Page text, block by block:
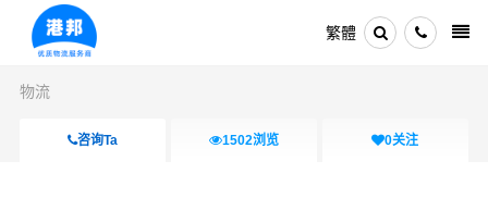
繁體
物流
咨询Ta 1502浏览 0关注